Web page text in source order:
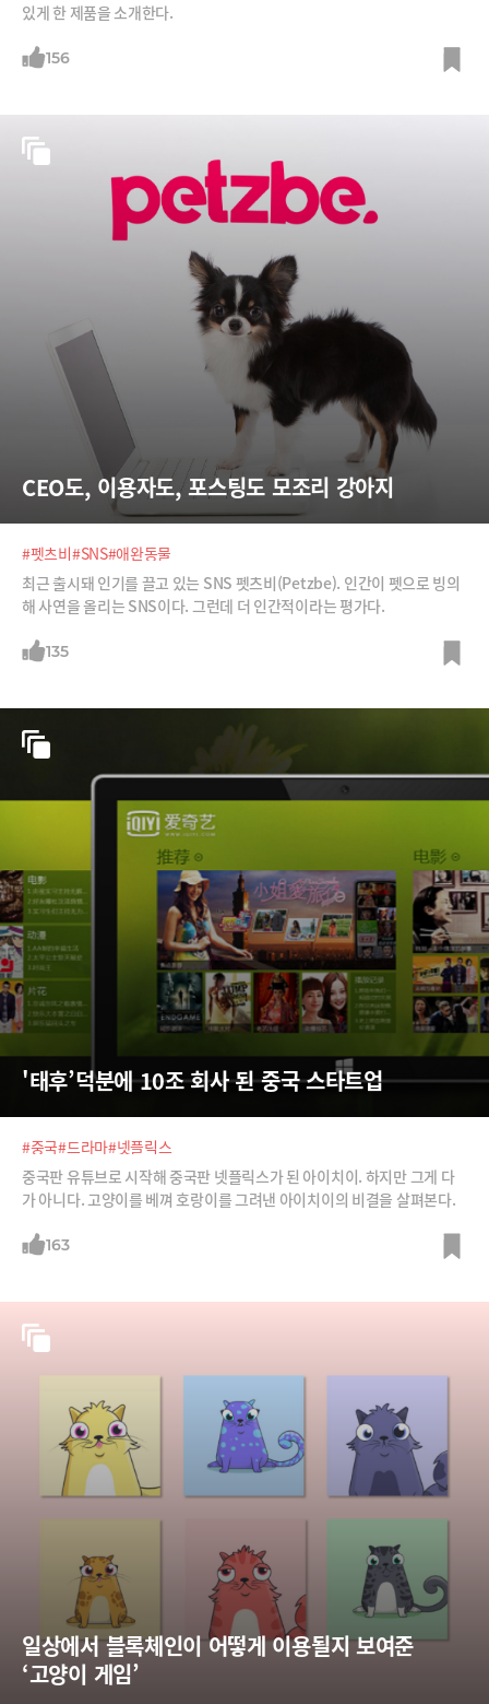
있게 한 제품을 소개한다.
156
CEO도, 이용자도, 포스팅도 모조리 강아지
#펫츠비#SNS#애완동물
최근 출시돼 인기를 끌고 있는 SNS 펫츠비(Petzbe). 인간이 펫으로 빙의
해 사연을 올리는 SNS이다. 그런데 더 인간적이라는 평가다.
135
'태후’덕분에 10조 회사 된 중국 스타트업
#중국#드라마#넷플릭스
중국판 유튜브로 시작해 중국판 넷플릭스가 된 아이치이. 하지만 그게 다
가 아니다. 고양이를 베껴 호랑이를 그려낸 아이치이의 비결을 살펴본다.
163
일상에서 블록체인이 어떻게 이용될지 보여준
‘고양이 게임’